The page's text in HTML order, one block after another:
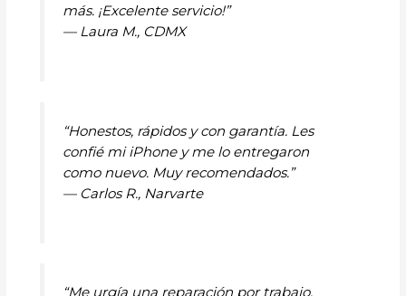
más. ¡Excelente servicio!”
— Laura M., CDMX
“Honestos, rápidos y con garantía. Les
confié mi iPhone y me lo entregaron
como nuevo. Muy recomendados.”
— Carlos R., Narvarte
“Me urgía una reparación por trabajo.